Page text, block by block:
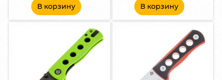
В корзину В корзину